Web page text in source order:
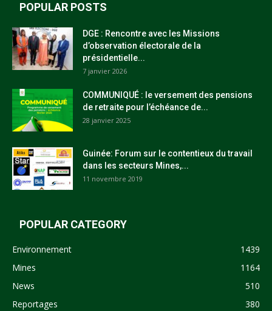
POPULAR POSTS
DGE : Rencontre avec les Missions
d’observation électorale de la
présidentielle...
7 janvier 2026
COMMUNIQUÉ : le versement des pensions
de retraite pour l’échéance de...
28 janvier 2025
Guinée: Forum sur le contentieux du travail
dans les secteurs Mines,...
11 novembre 2019
POPULAR CATEGORY
Environnement
1439
Mines
1164
News
510
Reportages
380